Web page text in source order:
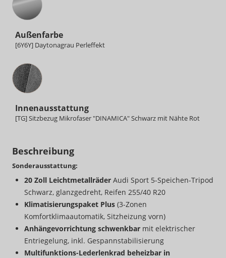
Außenfarbe
[6Y6Y] Daytonagrau Perleffekt
Innenausstattung
Innenausstattung
[TG] Sitzbezug Mikrofaser "DINAMICA" Schwarz mit Nähte Rot
Beschreibung
Sonderausstattung:
20 Zoll Leichtmetallräder Audi Sport 5-Speichen-Tripod
Schwarz, glanzgedreht, Reifen 255/40 R20
Klimatisierungspaket Plus (3-Zonen
Komfortklimaautomatik, Sitzheizung vorn)
Anhängevorrichtung schwenkbar mit elektrischer
Entriegelung, inkl. Gespannstabilisierung
Multifunktions-Lederlenkrad beheizbar in